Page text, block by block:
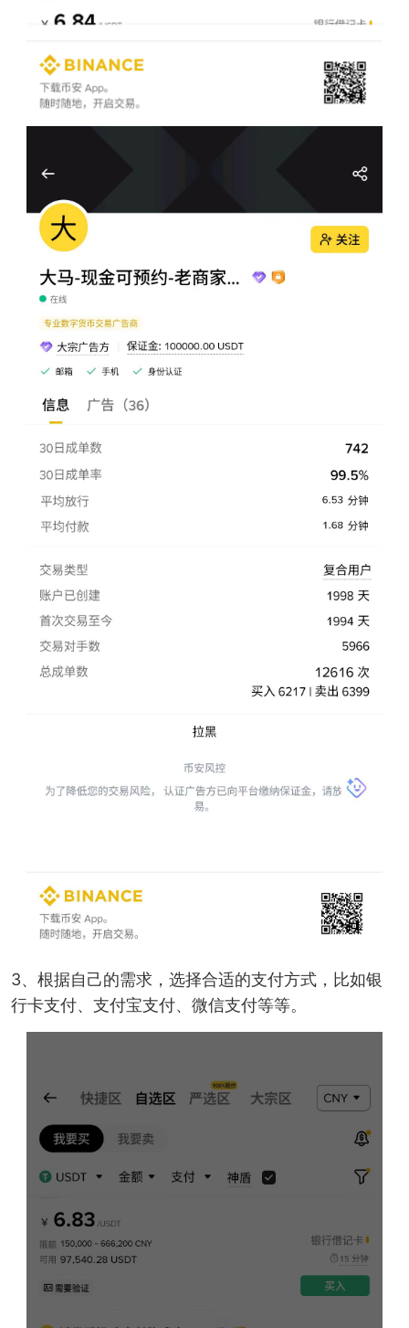
3、根据自己的需求，选择合适的支付方式，比如银
行卡支付、支付宝支付、微信支付等等。